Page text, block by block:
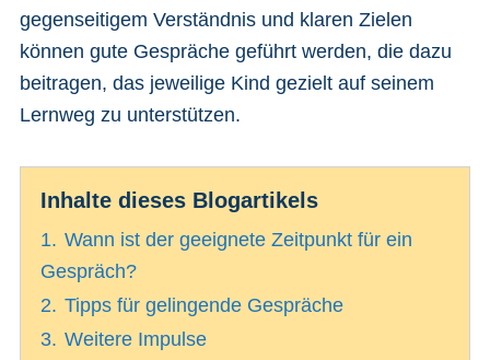
gegenseitigem Verständnis und klaren Zielen
können gute Gespräche geführt werden, die dazu
beitragen, das jeweilige Kind gezielt auf seinem
Lernweg zu unterstützen.
Inhalte dieses Blogartikels
1. Wann ist der geeignete Zeitpunkt für ein
Gespräch?
2. Tipps für gelingende Gespräche
3. Weitere Impulse